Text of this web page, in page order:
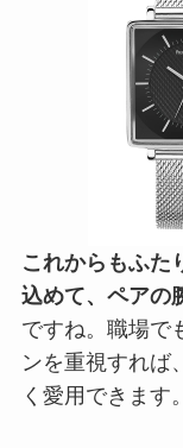
これからもふた
込めて、ペアの
ですね。職場で
ンを重視すれば
く愛用できます。